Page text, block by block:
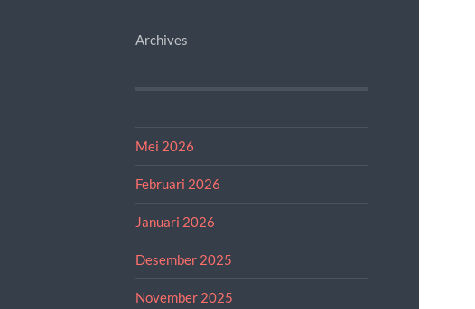
Archives
Mei 2026
Februari 2026
Januari 2026
Desember 2025
November 2025